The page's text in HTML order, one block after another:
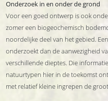
Onderzoek in en onder de grond
Voor een goed ontwerp is ook
zomer een biogeochemisch
noordelijke deel van het gebied.
onderzoekt dan de aanwezigheid
verschillende dieptes. Die
natuurtypen hier in de toekomst
met relatief kleine ingrepen de